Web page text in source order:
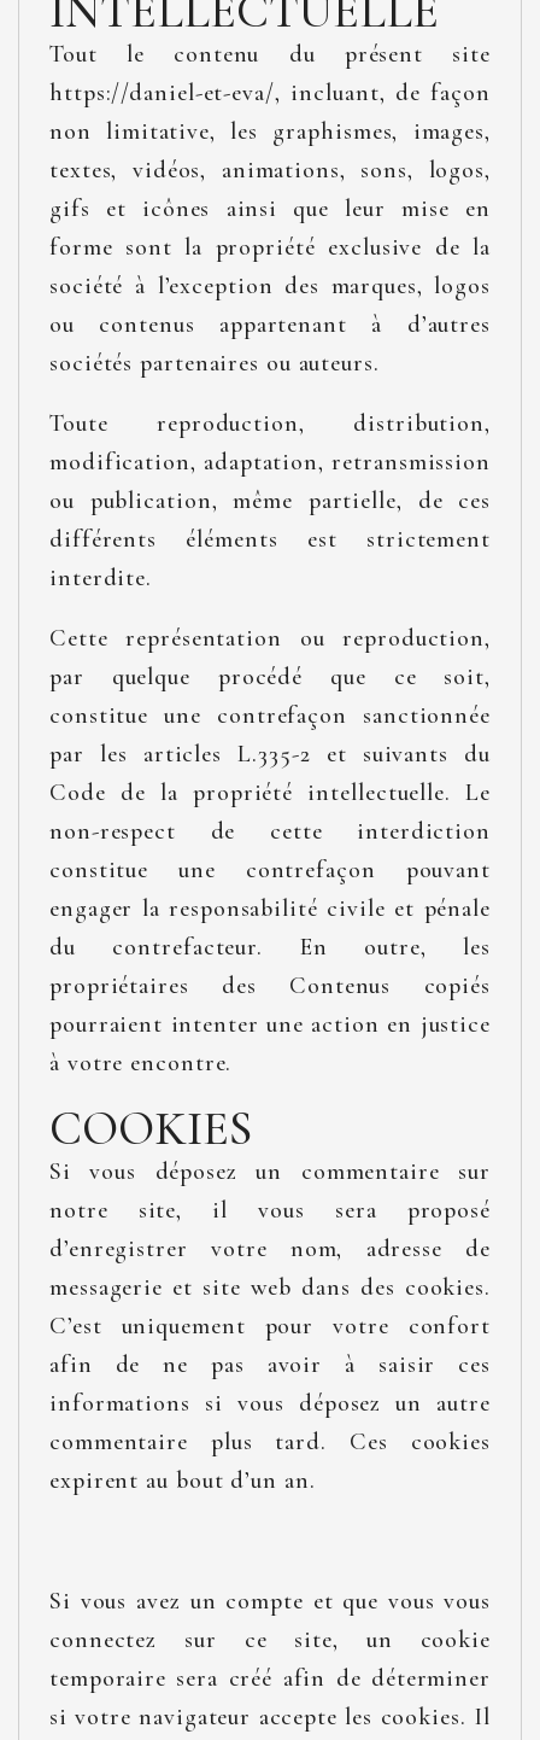
Tout le contenu du présent site
https://daniel-et-eva/, incluant, de façon
non limitative, les graphismes, images,
textes, vidéos, animations, sons, logos,
gifs et icônes ainsi que leur mise en
forme sont la propriété exclusive de la
société à l’exception des marques, logos
ou contenus appartenant à d’autres
sociétés partenaires ou auteurs.
Toute reproduction, distribution,
modification, adaptation, retransmission
ou publication, même partielle, de ces
différents éléments est strictement
interdite.
Cette représentation ou reproduction,
par quelque procédé que ce soit,
constitue une contrefaçon sanctionnée
par les articles L.335-2 et suivants du
Code de la propriété intellectuelle. Le
non-respect de cette interdiction
constitue une contrefaçon pouvant
engager la responsabilité civile et pénale
du contrefacteur. En outre, les
propriétaires des Contenus copiés
pourraient intenter une action en justice
à votre encontre.
COOKIES
Si vous déposez un commentaire sur
notre site, il vous sera proposé
d’enregistrer votre nom, adresse de
messagerie et site web dans des cookies.
C’est uniquement pour votre confort
afin de ne pas avoir à saisir ces
informations si vous déposez un autre
commentaire plus tard. Ces cookies
expirent au bout d’un an.
Si vous avez un compte et que vous vous
connectez sur ce site, un cookie
temporaire sera créé afin de déterminer
si votre navigateur accepte les cookies. Il